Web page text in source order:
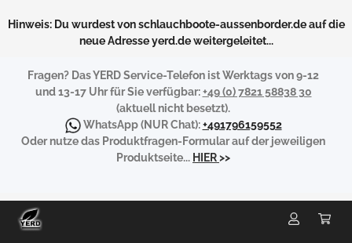
Hinweis: Du wurdest von schlauchboote-aussenborder.de auf die
neue Adresse yerd.de weitergeleitet...
Fragen? Das YERD Service-Telefon ist Werktags von 9-12
und 13-17 Uhr für Sie verfügbar:+49 (0) 7821 58838 30
(aktuell nicht besetzt).
WhatsApp(NUR Chat):+491796159552
Oder nutze das Produktfragen-Formular auf der jeweiligen
Produktseite... HIER>>